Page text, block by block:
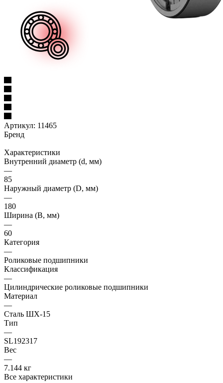
Артикул: 11465
Бренд
Характеристики
Внутренний диаметр (d, мм)
—
85
Наружный диаметр (D, мм)
—
180
Ширина (B, мм)
—
60
Категория
—
Роликовые подшипники
Классификация
—
Цилиндрические роликовые подшипники
Материал
—
Сталь ШХ-15
Тип
—
SL192317
Вес
—
7.144 кг
Все характеристики